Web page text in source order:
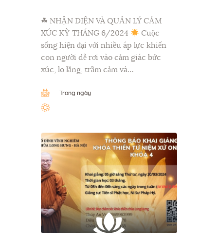
☘ NHẬN DIỆN VÀ QUẢN LÝ CẢM
XÚC KỲ THÁNG 6/2024
Cuộc
sống hiện đại với nhiều áp lực khiến
con người dễ rơi vào cảm giác bức
xúc, lo lắng, trầm cảm và…
Trong ngày